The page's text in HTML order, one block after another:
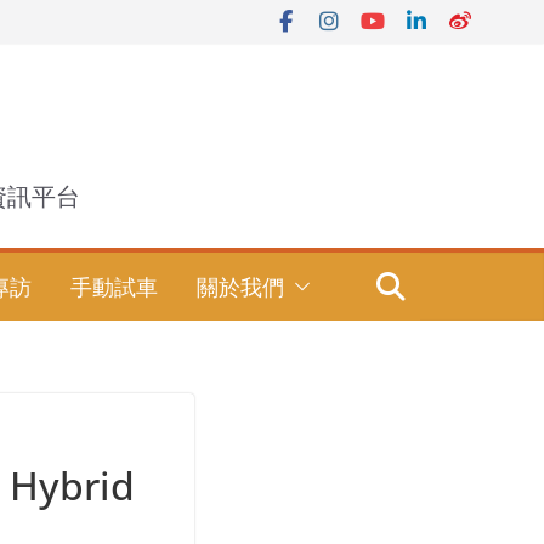
平台
訪 手動試車 關於我們
Hybrid